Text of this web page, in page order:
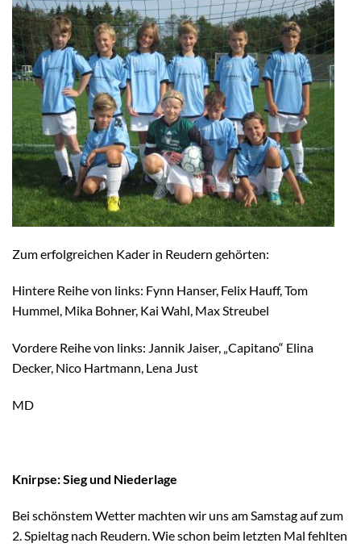
Zum erfolgreichen Kader in Reudern gehörten:
Hintere Reihe von links: Fynn Hanser, Felix Hauff, Tom
Hummel, Mika Bohner, Kai Wahl, Max Streubel
Vordere Reihe von links: Jannik Jaiser, „Capitano“ Elina
Decker, Nico Hartmann, Lena Just
MD
Knirpse: Sieg und Niederlage
Bei schönstem Wetter machten wir uns am Samstag auf zum
2. Spieltag nach Reudern. Wie schon beim letzten Mal fehlten